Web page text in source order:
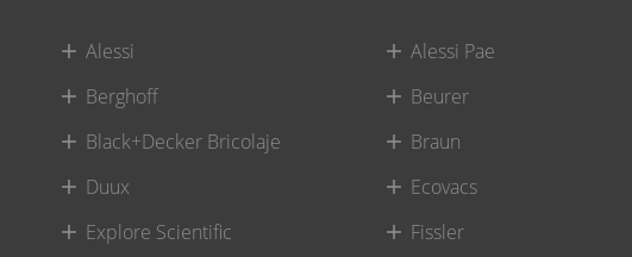
Alessi Alessi Pae
Berghoff
Beurer
Black+Decker Bricolaje
Braun
Duux
Ecovacs
Explore Scientific
Fissler